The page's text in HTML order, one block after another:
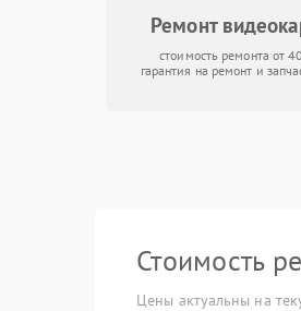
Ремонт
стоимость ремонта от
гарантия на ремонт и
Стоимость
Цены актуальны на